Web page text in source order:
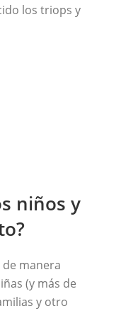
los triops y
niños y
manera
(y más de
y otro